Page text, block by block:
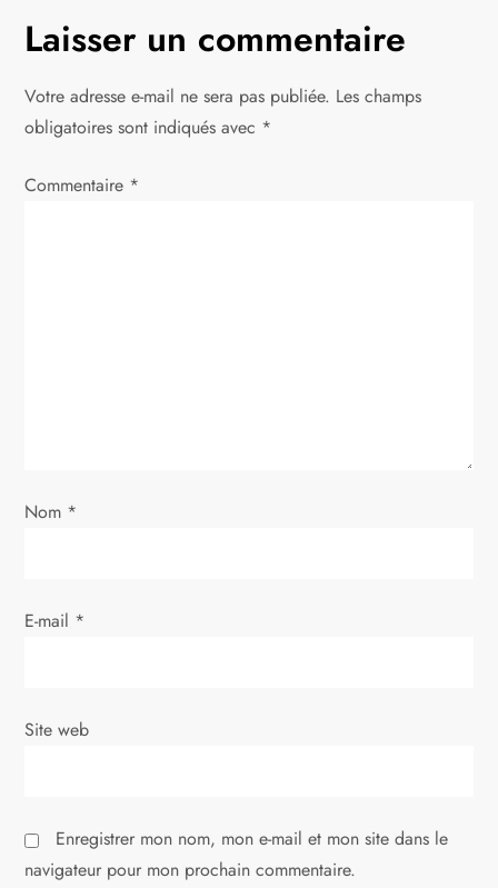
g
a
t
i
’
r
i
l
e
Laisser un commentaire
Votre adresse e-mail ne sera pas publiée. Les champs
obligatoires sont indiqués avec *
Commentaire *
Nom *
E-mail *
Site web
Enregistrer mon nom, mon e-mail et mon site dans le
navigateur pour mon prochain commentaire.